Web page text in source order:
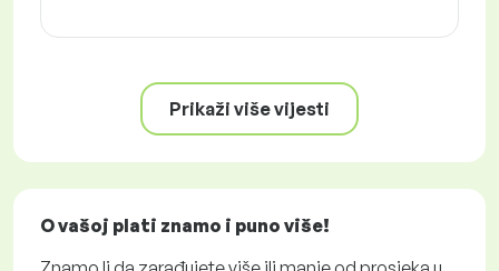
Prikaži više vijesti
O vašoj plati znamo i puno više!